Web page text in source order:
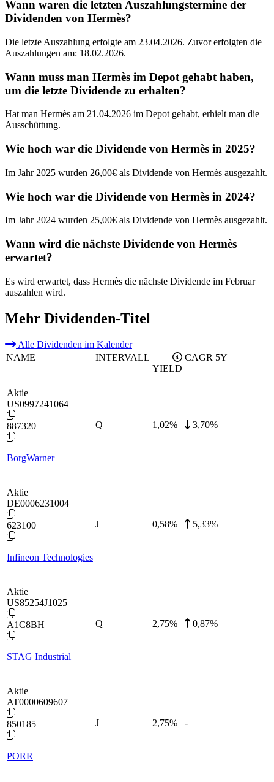
Wann waren die letzten Auszahlungstermine der
Dividenden von Hermès?
Die letzte Auszahlung erfolgte am 23.04.2026. Zuvor erfolgten die
Auszahlungen am: 18.02.2026.
Wann muss man Hermès im Depot gehabt haben,
um die letzte Dividende zu erhalten?
Hat man Hermès am 21.04.2026 im Depot gehabt, erhielt man die
Ausschüttung.
Wie hoch war die Dividende von Hermès in 2025?
Im Jahr 2025 wurden 26,00€ als Dividende von Hermès ausgezahlt.
Wie hoch war die Dividende von Hermès in 2024?
Im Jahr 2024 wurden 25,00€ als Dividende von Hermès ausgezahlt.
Wann wird die nächste Dividende von Hermès
erwartet?
Es wird erwartet, dass Hermès die nächste Dividende im Februar
auszahlen wird.
Mehr Dividenden-Titel
Alle Dividenden im Kalender
NAME
INTERVALL
YIELD
CAGR 5Y
Aktie
US0997241064
887320
BorgWarner
Q 1,02% 3,70%
Aktie
DE0006231004
623100
Infineon Technologies
J 0,58% 5,33%
Aktie
US85254J1025
A1C8BH
STAG Industrial
Q 2,75% 0,87%
Aktie
AT0000609607
850185
PORR
J 2,75% -